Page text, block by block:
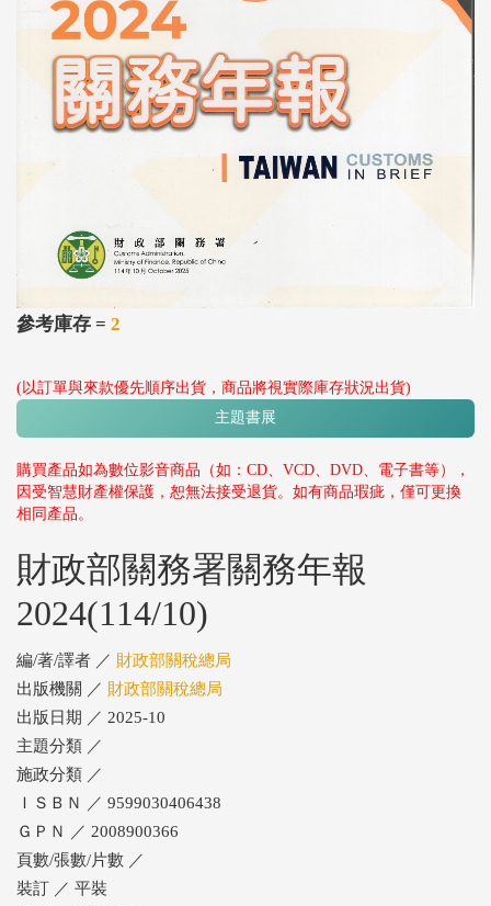
參考庫存 = 2
(以訂單與來款優先順序出貨，商品將視實際庫存狀況出貨)
主題書展
購買產品如為數位影音商品（如：CD、VCD、DVD、電子書等），
因受智慧財產權保護，恕無法接受退貨。如有商品瑕疵，僅可更換
相同產品。
財政部關務署關務年報
2024(114/10)
編/著/譯者 ／ 財政部關稅總局
出版機關 ／ 財政部關稅總局
出版日期 ／ 2025-10
主題分類 ／
施政分類 ／
ＩＳＢＮ ／ 9599030406438
ＧＰＮ ／ 2008900366
頁數/張數/片數 ／
裝訂 ／ 平裝